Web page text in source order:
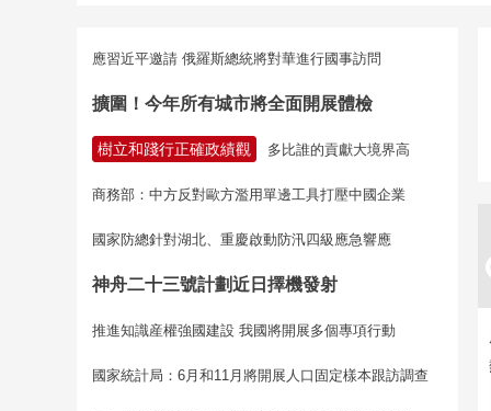
應習近平邀請 俄羅斯總統將對華進行國事訪問
擴圍！今年所有城市將全面開展體檢
樹立和踐行正確政績觀 多比誰的貢獻大境界高
商務部：中方反對歐方濫用單邊工具打壓中國企業
國家防總針對湖北、重慶啟動防汛四級應急響應
神舟二十三號計劃近日擇機發射
推進知識産權強國建設 我國將開展多個專項行動
國家統計局：6月和11月將開展人口固定樣本跟訪調查